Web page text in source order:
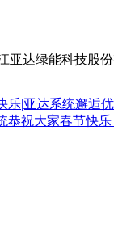
亚达绿能科技股
乐|亚达系统邂逅
恭祝大家春节快乐